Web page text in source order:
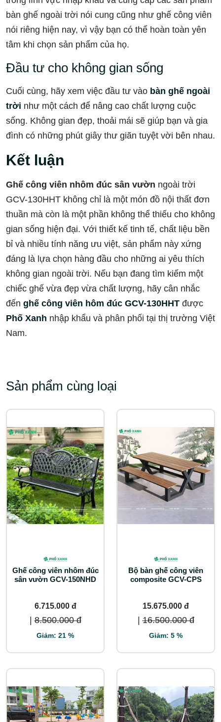
bàn ghế ngoài trời nói cung cũng như ghế công viên
nói riêng hiện nay, vì vậy bạn có thể hoàn toàn yên
tâm khi chọn sản phẩm của họ.
Đầu tư cho không gian sống
Cuối cùng, hãy xem việc đầu tư vào bàn ghế ngoài
trời như một cách để nâng cao chất lượng cuộc
sống. Không gian đẹp, thoải mái sẽ giúp bạn và gia
đình có những phút giây thư giãn tuyệt vời bên nhau.
Kết luận
Ghế công viên nhôm đúc sân vườn ngoài trời
GCV-130HHT không chỉ là một món đồ nội thất đơn
thuần mà còn là một phần không thể thiếu cho không
gian sống hiện đại. Với thiết kế tinh tế, chất liệu bền
bỉ và nhiều tính năng ưu việt, sản phẩm này xứng
đáng là lựa chọn hàng đầu cho những ai yêu thích
không gian ngoài trời. Nếu bạn đang tìm kiếm một
chiếc ghế vừa đẹp vừa chất lượng, hãy cân nhắc
đến ghế công viên hôm đúc GCV-130HHT được
Phố Xanh nhập khẩu và phân phối tại thị trường Việt
Nam.
Sản phẩm cùng loại
Ghế công viên nhôm đúc
sân vườn GCV-150NHD
6.715.000 đ
| 8.500.000 đ
Giảm: 21 %
Bộ bàn ghế công viên
composite GCV-CPS
15.675.000 đ
| 16.500.000 đ
Giảm: 5 %